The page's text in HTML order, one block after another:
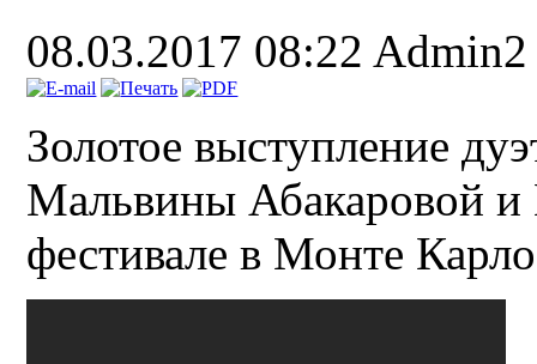
08.03.2017 08:22 Admin2
Золотое выступление
Мальвины Абакаровой и
фестивале в Монте